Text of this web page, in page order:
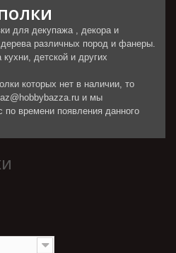
для декупажа , декора и
различных пород и фанеры.
детской и других
которых нет в наличии, то
и мы
по времени появления данного